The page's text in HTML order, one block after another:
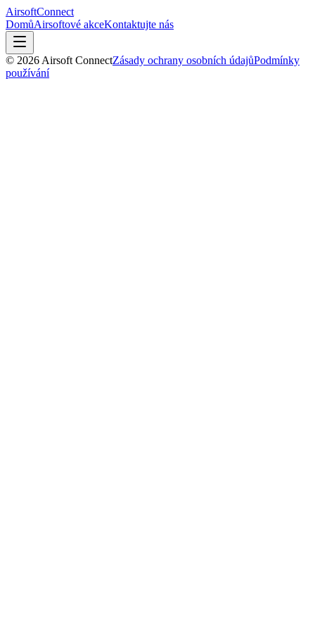
AirsoftConnect
DomůAirsoftové akceKontaktujte nás
© 2026 Airsoft ConnectZásady ochrany osobních údajůPodmínky
používání